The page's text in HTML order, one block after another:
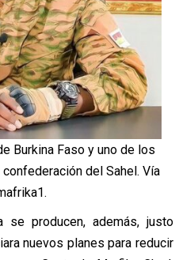
Burkina Faso y uno de los
del Sahel. Vía
se producen, además, justo
nuevos planes para reducir